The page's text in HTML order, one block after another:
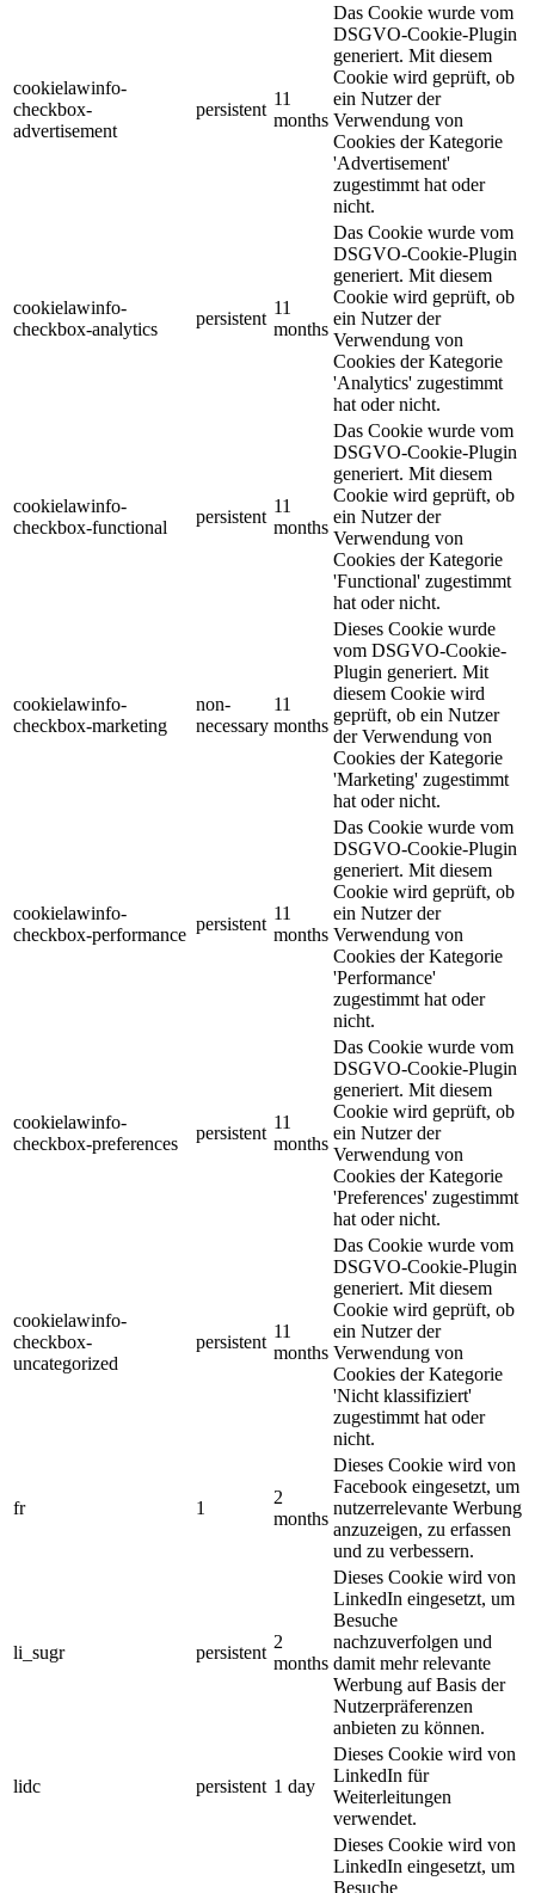
cookielawinfo-
checkbox-
advertisement
persistent
11
months
Das Cookie wurde vom
DSGVO-Cookie-Plugin
generiert. Mit diesem
Cookie wird geprüft, ob
ein Nutzer der
Verwendung von
Cookies der Kategorie
'Advertisement'
zugestimmt hat oder
nicht.
cookielawinfo-
checkbox-analytics
persistent
11
months
Das Cookie wurde vom
DSGVO-Cookie-Plugin
generiert. Mit diesem
Cookie wird geprüft, ob
ein Nutzer der
Verwendung von
Cookies der Kategorie
'Analytics' zugestimmt
hat oder nicht.
cookielawinfo-
checkbox-functional
persistent
11
months
Das Cookie wurde vom
DSGVO-Cookie-Plugin
generiert. Mit diesem
Cookie wird geprüft, ob
ein Nutzer der
Verwendung von
Cookies der Kategorie
'Functional' zugestimmt
hat oder nicht.
cookielawinfo-
checkbox-marketing
non-
necessary
11
months
Dieses Cookie wurde
vom DSGVO-Cookie-
Plugin generiert. Mit
diesem Cookie wird
geprüft, ob ein Nutzer
der Verwendung von
Cookies der Kategorie
'Marketing' zugestimmt
hat oder nicht.
cookielawinfo-
checkbox-performance
persistent
11
months
Das Cookie wurde vom
DSGVO-Cookie-Plugin
generiert. Mit diesem
Cookie wird geprüft, ob
ein Nutzer der
Verwendung von
Cookies der Kategorie
'Performance'
zugestimmt hat oder
nicht.
cookielawinfo-
checkbox-preferences
persistent
11
months
Das Cookie wurde vom
DSGVO-Cookie-Plugin
generiert. Mit diesem
Cookie wird geprüft, ob
ein Nutzer der
Verwendung von
Cookies der Kategorie
'Preferences' zugestimmt
hat oder nicht.
cookielawinfo-
checkbox-
uncategorized
persistent
11
months
Das Cookie wurde vom
DSGVO-Cookie-Plugin
generiert. Mit diesem
Cookie wird geprüft, ob
ein Nutzer der
Verwendung von
Cookies der Kategorie
'Nicht klassifiziert'
zugestimmt hat oder
nicht.
fr 1
2
months
Dieses Cookie wird von
Facebook eingesetzt, um
nutzerrelevante Werbung
anzuzeigen, zu erfassen
und zu verbessern.
li_sugr persistent
2
months
Dieses Cookie wird von
LinkedIn eingesetzt, um
Besuche
nachzuverfolgen und
damit mehr relevante
Werbung auf Basis der
Nutzerpräferenzen
anbieten zu können.
lidc persistent 1 day
Dieses Cookie wird von
LinkedIn für
Weiterleitungen
verwendet.
Dieses Cookie wird von
LinkedIn eingesetzt, um
Besuche